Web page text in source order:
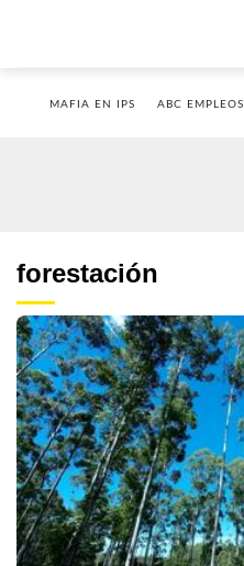
MAFIA EN IPS ABC EMPLEOS
forestación